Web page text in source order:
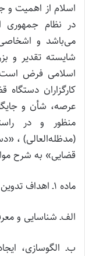
اسلام از اهمیت و
در نظام جمهوری
می‌باشد و
شایسته تقدیر و
اسلامی فرض
کارگزاران
عرصه، شأن و
منظور و در
(مدظله‌العالی) ،
قضایی» به شرح
ماده ۱‌ـ اهداف تدوین این دستورالعمل به شرح زیر است:
الف‌ـ شناسایی و
ب‌ـ الگوسازی،